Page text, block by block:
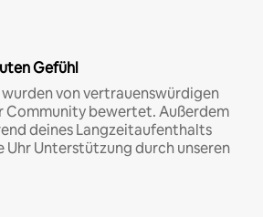
Gefühl
von vertrauenswürdigen
Community bewertet. Außerdem
deines Langzeitaufenthalts
Uhr Unterstützung durch unseren